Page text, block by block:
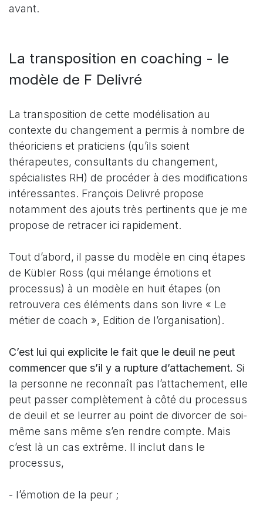
avant.
La transposition en coaching - le
modèle de F Delivré
La transposition de cette modélisation au
contexte du changement a permis à nombre de
théoriciens et praticiens (qu’ils soient
thérapeutes, consultants du changement,
spécialistes RH) de procéder à des modifications
intéressantes. François Delivré propose
notamment des ajouts très pertinents que je me
propose de retracer ici rapidement.
Tout d’abord, il passe du modèle en cinq étapes
de Kübler Ross (qui mélange émotions et
processus) à un modèle en huit étapes (on
retrouvera ces éléments dans son livre « Le
métier de coach », Edition de l’organisation).
C’est lui qui explicite le fait que le deuil ne peut
commencer que s’il y a rupture d’attachement. Si
la personne ne reconnaît pas l’attachement, elle
peut passer complètement à côté du processus
de deuil et se leurrer au point de divorcer de soi-
même sans même s’en rendre compte. Mais
c’est là un cas extrême. Il inclut dans le
processus,
- l’émotion de la peur ;